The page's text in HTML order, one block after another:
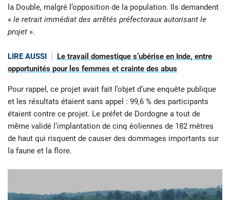
la Double, malgré l’opposition de la population. Ils demandent
« le retrait immédiat des arrêtés préfectoraux autorisant le
projet ».
LIRE AUSSI
Le travail domestique s’ubérise en Inde, entre
opportunités pour les femmes et crainte des abus
Pour rappel, ce projet avait fait l’objet d’une enquête publique
et les résultats étaient sans appel : 99,6 % des participants
étaient contre ce projet. Le préfet de Dordogne a tout de
même validé l’implantation de cinq éoliennes de 182 mètres
de haut qui risquent de causer des dommages importants sur
la faune et la flore.